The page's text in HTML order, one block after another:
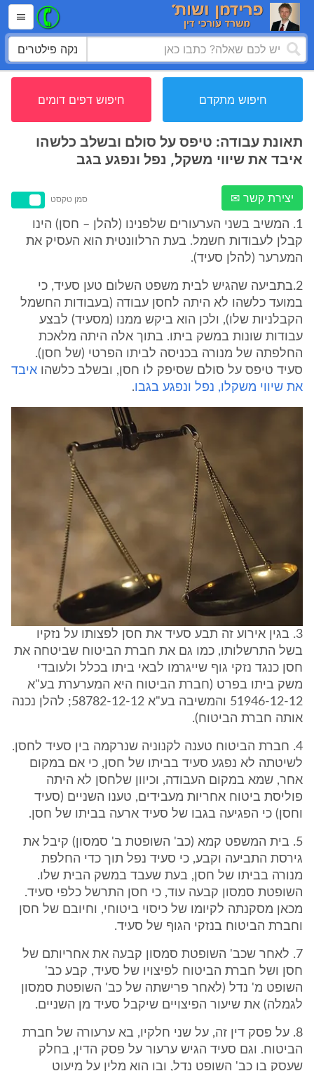
נקה פילטרים
חיפוש מתקדם חיפוש דפים דומים
תאונת עבודה: טיפס על סולם ובשלב כלשהו
איבד את שיווי משקל, נפל ונפגע בגב
יצירת קשר ✉ סמן טקסט
1. המשיב בשני הערעורים שלפנינו (להלן – חסן) הינו
קבלן לעבודות חשמל. בעת הרלוונטית הוא העסיק את
המערער (להלן סעיד).
2.בתביעה שהגיש לבית משפט השלום טען סעיד, כי
במועד כלשהו לא היתה לחסן עבודה (בעבודות החשמל
הקבלניות שלו), ולכן הוא ביקש ממנו (מסעיד) לבצע
עבודות שונות במשק ביתו. בתוך אלה היתה מלאכת
החלפתה של מנורה בכניסה לביתו הפרטי (של חסן).
סעיד טיפס על סולם שסיפק לו חסן, ובשלב כלשהו איבד
את שיווי משקלו, נפל ונפגע בגבו.
3. בגין אירוע זה תבע סעיד את חסן לפצותו על נזקיו
בשל התרשלותו, כמו גם את חברת הביטוח שביטחה את
חסן כנגד נזקי גוף שייגרמו לבאי ביתו בכלל ולעובדי
משק ביתו בפרט (חברת הביטוח היא המערערת בע"א
51946-12-12 והמשיבה בע"א 58782-12-12; להלן נכנה
אותה חברת הביטוח).
4. חברת הביטוח טענה לקנוניה שנרקמה בין סעיד לחסן.
לשיטתה לא נפגע סעיד בביתו של חסן, כי אם במקום
אחר, שמא במקום העבודה, וכיוון שלחסן לא היתה
פוליסת ביטוח אחריות מעבידים, טענו השניים (סעיד
וחסן) כי הפגיעה בגבו של סעיד ארעה בביתו של חסן.
5. בית המשפט קמא (כב' השופטת ב' סמסון) קיבל את
גירסת התביעה וקבע, כי סעיד נפל תוך כדי החלפת
מנורה בביתו של חסן, בעת שעבד במשק הבית שלו.
השופטת סמסון קבעה עוד, כי חסן התרשל כלפי סעיד.
מכאן מסקנתה לקיומו של כיסוי ביטוחי, וחיובם של חסן
וחברת הביטוח בנזקי הגוף של סעיד.
7. לאחר שכב' השופטת סמסון קבעה את אחריותם של
חסן ושל חברת הביטוח לפיצויו של סעיד, קבע כב'
השופט מ' נדל (לאחר פרישתה של כב' השופטת סמסון
לגמלה) את שיעור הפיצויים שיקבל סעיד מן השניים.
8. על פסק דין זה, על שני חלקיו, בא ערעורה של חברת
הביטוח. וגם סעיד הגיש ערעור על פסק הדין, בחלק
שעסק בו כב' השופט נדל, ובו הוא מלין על מיעוט